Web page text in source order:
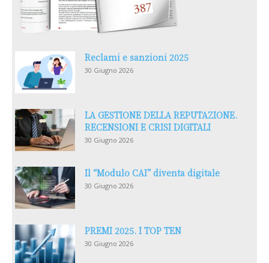
Reclami e sanzioni 2025
30 Giugno 2026
LA GESTIONE DELLA REPUTAZIONE.
RECENSIONI E CRISI DIGITALI
30 Giugno 2026
Il “Modulo CAI” diventa digitale
30 Giugno 2026
PREMI 2025. I TOP TEN
30 Giugno 2026